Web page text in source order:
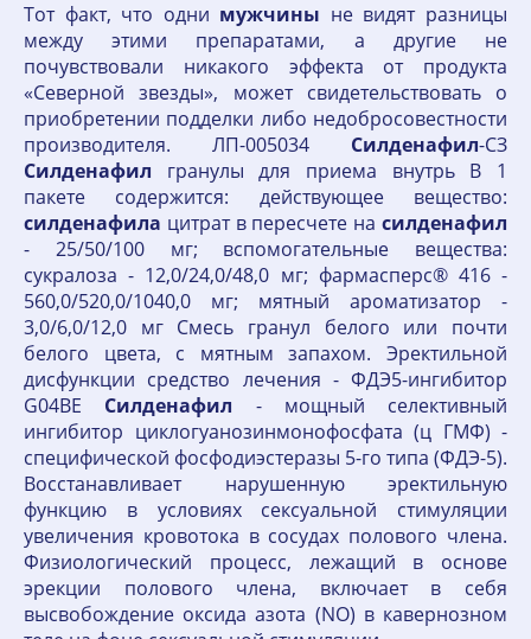
Тот факт, что одни мужчины не видят разницы
между этими препаратами, а другие не
почувствовали никакого эффекта от продукта
«Северной звезды», может свидетельствовать о
приобретении подделки либо недобросовестности
производителя. ЛП-005034 Силденафил-СЗ
Силденафил гранулы для приема внутрь В 1
пакете содержится: действующее вещество:
силденафила цитрат в пересчете на силденафил
- 25/50/100 мг; вспомогательные вещества:
сукралоза - 12,0/24,0/48,0 мг; фармасперс® 416 -
560,0/520,0/1040,0 мг; мятный ароматизатор -
3,0/6,0/12,0 мг Смесь гранул белого или почти
белого цвета, с мятным запахом. Эректильной
дисфункции средство лечения - ФДЭ5-ингибитор
G04BE Силденафил - мощный селективный
ингибитор циклогуанозинмонофосфата (ц ГМФ) -
специфической фосфодиэстеразы 5-го типа (ФДЭ-5).
Восстанавливает нарушенную эректильную
функцию в условиях сексуальной стимуляции
увеличения кровотока в сосудах полового члена.
Физиологический процесс, лежащий в основе
эрекции полового члена, включает в себя
высвобождение оксида азота (NO) в кавернозном